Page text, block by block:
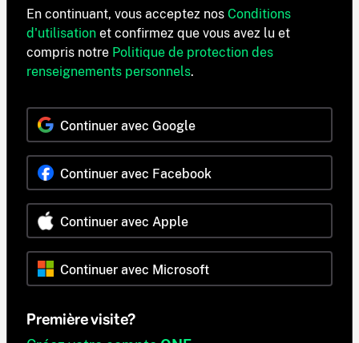
En continuant, vous acceptez nos Conditions
d'utilisation et confirmez que vous avez lu et
compris notre Politique de protection des
renseignements personnels.
Continuer avec Google
Continuer avec Facebook
Continuer avec Apple
Continuer avec Microsoft
Première visite?